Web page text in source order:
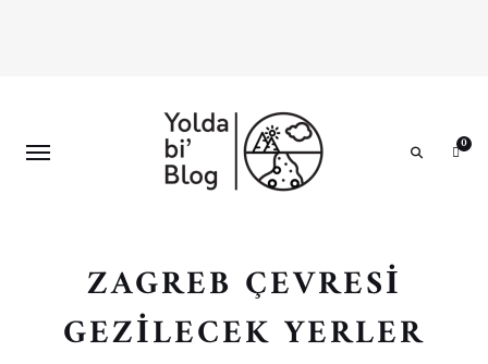
0
ZAGREB ÇEVRESI
GEZILECEK YERLER